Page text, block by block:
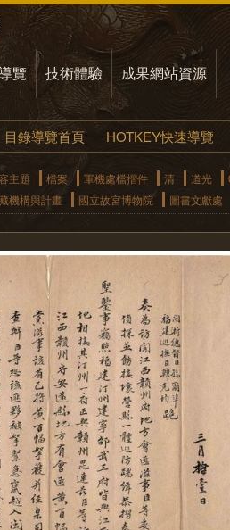
覽 技術體驗 成果網站資源
目錄導覽首頁 HOTKEY快速導覽
主題 檔案 軍機處檔摺件 清 道光
機構與計畫 國立故宮博物院 圖書文獻處